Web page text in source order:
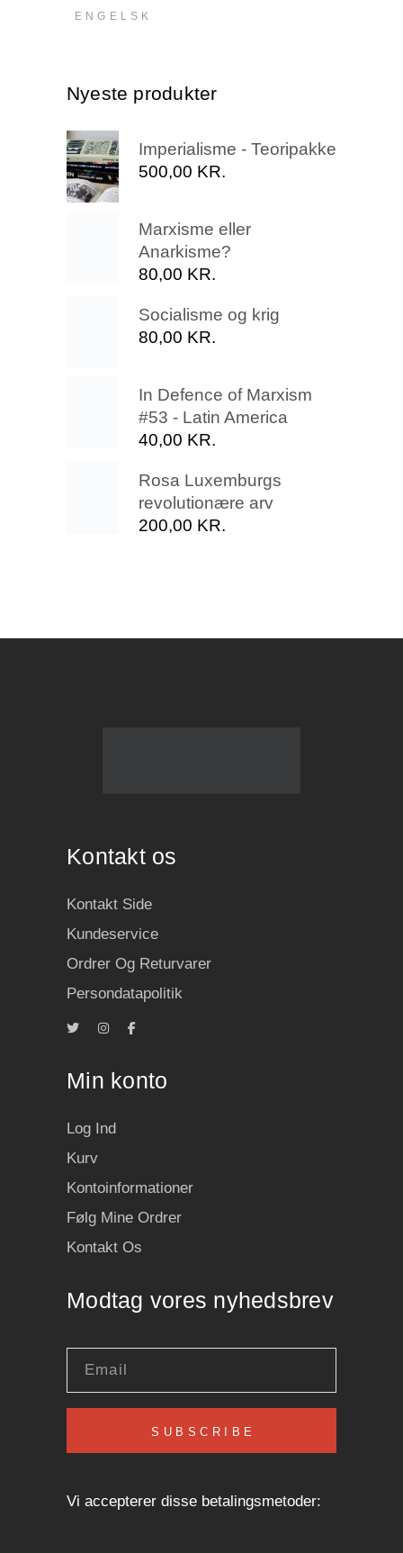
ENGELSK
Nyeste produkter
Imperialisme - Teoripakke
500,00 KR.
Marxisme eller
Anarkisme?
80,00 KR.
Socialisme og krig
80,00 KR.
In Defence of Marxism
#53 - Latin America
40,00 KR.
Rosa Luxemburgs
revolutionære arv
200,00 KR.
Kontakt os
Kontakt Side
Kundeservice
Ordrer Og Returvarer
Persondatapolitik
Min konto
Log Ind
Kurv
Kontoinformationer
Følg Mine Ordrer
Kontakt Os
Modtag vores nyhedsbrev
SUBSCRIBE
Vi accepterer disse betalingsmetoder: